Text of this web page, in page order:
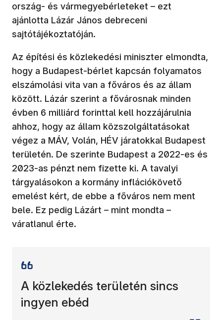
ország- és vármegyebérleteket – ezt
ajánlotta Lázár János debreceni
sajtótájékoztatóján.
Az építési és közlekedési miniszter elmondta,
hogy a Budapest-bérlet kapcsán folyamatos
elszámolási vita van a főváros és az állam
között. Lázár szerint a fővárosnak minden
évben 6 milliárd forinttal kell hozzájárulnia
ahhoz, hogy az állam közszolgáltatásokat
végez a MÁV, Volán, HÉV járatokkal Budapest
területén. De szerinte Budapest a 2022-es és
2023-as pénzt nem fizette ki. A tavalyi
tárgyalásokon a kormány inflációkövető
emelést kért, de ebbe a főváros nem ment
bele. Ez pedig Lázárt – mint mondta –
váratlanul érte.
A közlekedés területén sincs
ingyen ebéd